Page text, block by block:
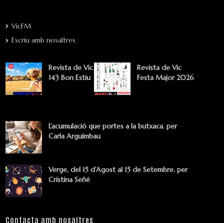
VicFM
Escriu amb nosaltres
Revista de Vic
143 Bon Estiu
Revista de Vic
Festa Major 2026
L’acumulació que portes a la butxaca. per
Carla Arguimbau
Verge, del 15 d’Agost al 15 de Setembre. per
Cristina Señé
Contacta amb nosaltres